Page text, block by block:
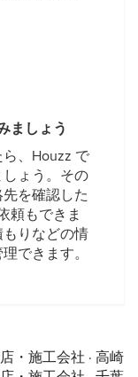
ましょう
、Houzz で
ょう。その
を確認した
頼もできま
りなどの情
できます。
・施工会社 · 高崎